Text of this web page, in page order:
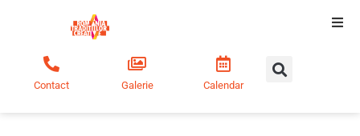
Tradiții creative
Contact Galerie Calendar